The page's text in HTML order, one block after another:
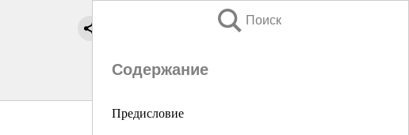
Поиск
Содержание
Предисловие